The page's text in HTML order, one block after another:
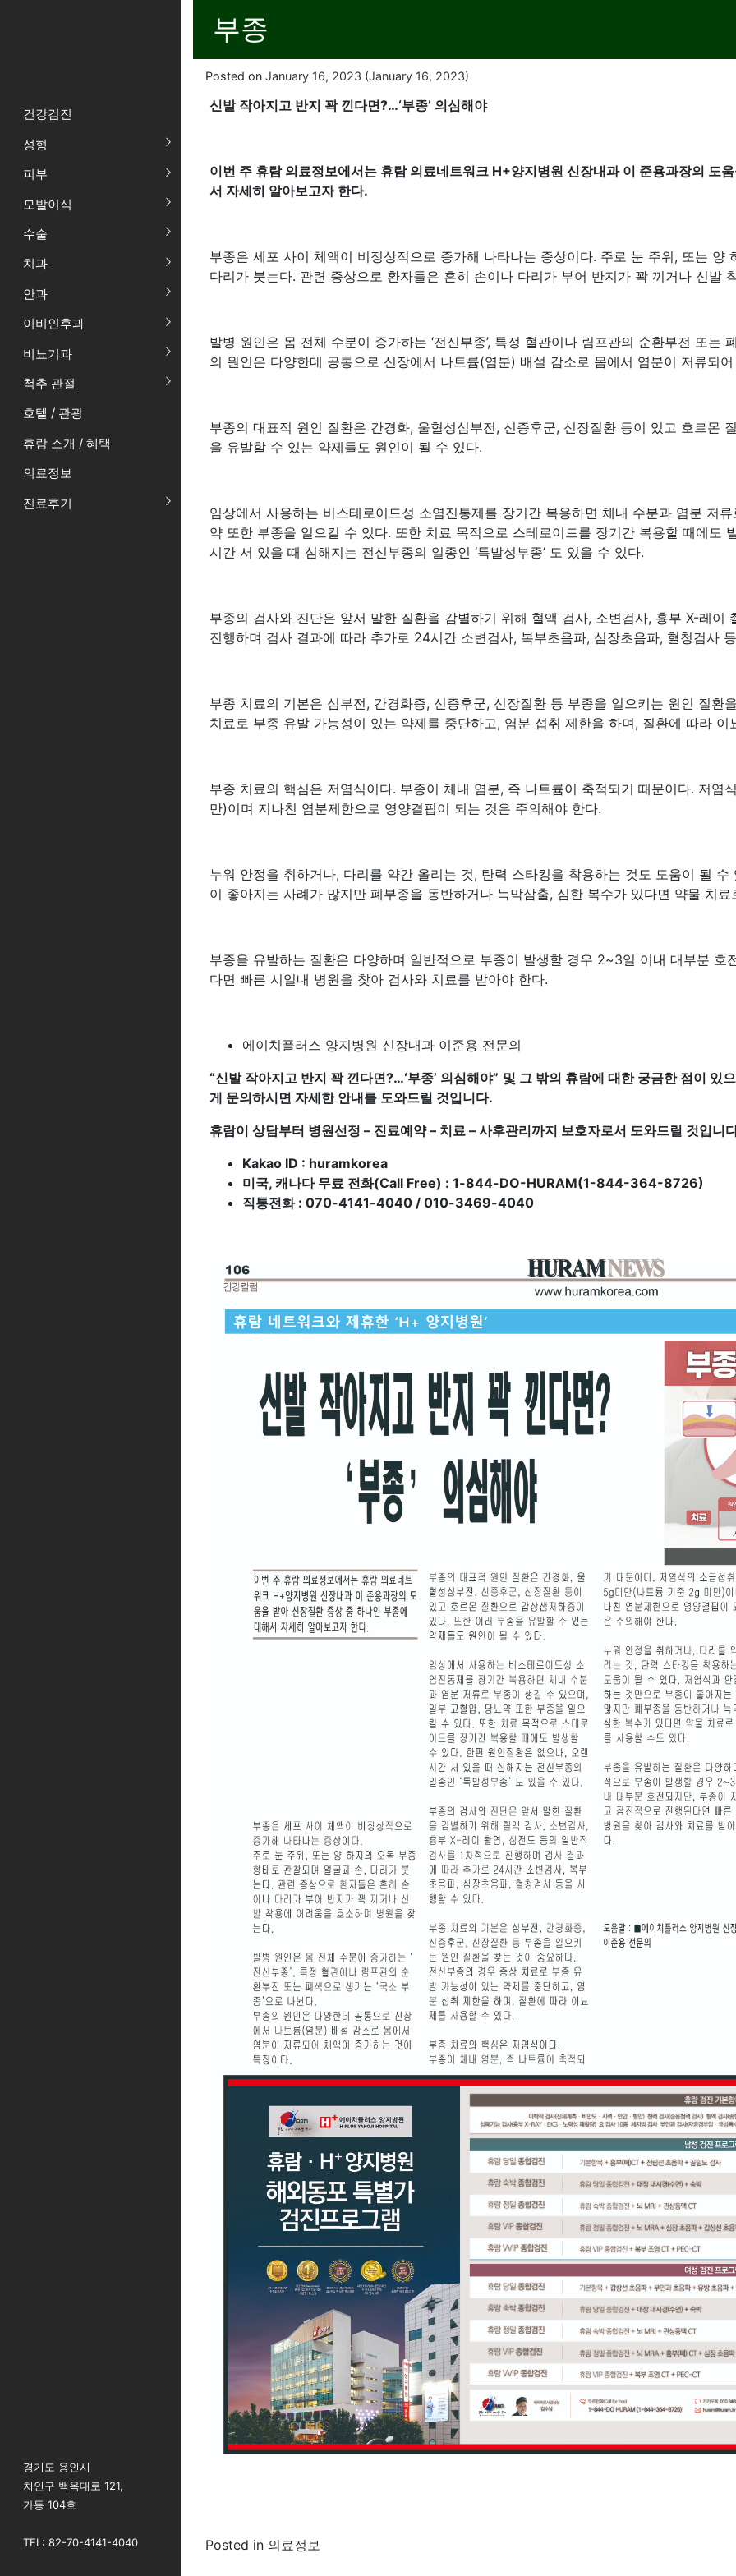
건강검진
성형
피부
모발이식
수술
치과
안과
이비인후과
비뇨기과
척추 관절
호텔 / 관광
휴람 소개 / 혜택
의료정보
진료후기
경기도 용인시
처인구 백옥대로 121,
가동 104호
TEL: 82-70-4141-4040
부종
Posted on January 16, 2023 (January 16, 2023)
신발 작아지고 반지 꽉 낀다면?…‘부종’ 의심해야
이번 주 휴람 의료정보에서는 휴람 의료네트워크 H+양지병원 신장내과 이 준용과장의 도
서 자세히 알아보고자 한다.
부종은 세포 사이 체액이 비정상적으로 증가해 나타나는 증상이다. 주로 눈 주위, 또는 양
다리가 붓는다. 관련 증상으로 환자들은 흔히 손이나 다리가 부어 반지가 꽉 끼거나 신발
발병 원인은 몸 전체 수분이 증가하는 ‘전신부종’, 특정 혈관이나 림프관의 순환부전 또는
의 원인은 다양한데 공통으로 신장에서 나트륨(염분) 배설 감소로 몸에서 염분이 저류되
부종의 대표적 원인 질환은 간경화, 울혈성심부전, 신증후군, 신장질환 등이 있고 호르몬
을 유발할 수 있는 약제들도 원인이 될 수 있다.
임상에서 사용하는 비스테로이드성 소염진통제를 장기간 복용하면 체내 수분과 염분 저
약 또한 부종을 일으킬 수 있다. 또한 치료 목적으로 스테로이드를 장기간 복용할 때에도
시간 서 있을 때 심해지는 전신부종의 일종인 ‘특발성부종’ 도 있을 수 있다.
부종의 검사와 진단은 앞서 말한 질환을 감별하기 위해 혈액 검사, 소변검사, 흉부 X-레이
진행하며 검사 결과에 따라 추가로 24시간 소변검사, 복부초음파, 심장초음파, 혈청검사
부종 치료의 기본은 심부전, 간경화증, 신증후군, 신장질환 등 부종을 일으키는 원인 질환
치료로 부종 유발 가능성이 있는 약제를 중단하고, 염분 섭취 제한을 하며, 질환에 따라 이
부종 치료의 핵심은 저염식이다. 부종이 체내 염분, 즉 나트륨이 축적되기 때문이다. 저
만)이며 지나친 염분제한으로 영양결핍이 되는 것은 주의해야 한다.
누워 안정을 취하거나, 다리를 약간 올리는 것, 탄력 스타킹을 착용하는 것도 도움이 될
이 좋아지는 사례가 많지만 폐부종을 동반하거나 늑막삼출, 심한 복수가 있다면 약물 치
부종을 유발하는 질환은 다양하며 일반적으로 부종이 발생할 경우 2~3일 이내 대부분 호
다면 빠른 시일내 병원을 찾아 검사와 치료를 받아야 한다.
에이치플러스 양지병원 신장내과 이준용 전문의
“신발 작아지고 반지 꽉 낀다면?…‘부종’ 의심해야” 및 그 밖의 휴람에 대한 궁금한 점이 있
게 문의하시면 자세한 안내를 도와드릴 것입니다.
휴람이 상담부터 병원선정 – 진료예약 – 치료 – 사후관리까지 보호자로서 도와드릴 것입니
Kakao ID : huramkorea
미국, 캐나다 무료 전화(Call Free) : 1-844-DO-HURAM(1-844-364-8726)
직통전화 : 070-4141-4040 / 010-3469-4040
Posted in 의료정보